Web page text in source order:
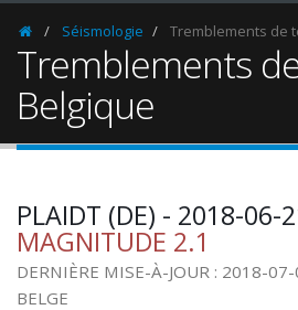
HomepageSéismologie Tremblements de
Tremblements
Belgique
PLAIDT (DE) - 2018-06-
MAGNITUDE 2.1
DERNIÈRE MISE-À-JOUR : 2018-
BELGE